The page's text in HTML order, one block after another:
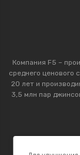
Компания F5 –
среднего ценового
20 лет и
3,5 млн пар